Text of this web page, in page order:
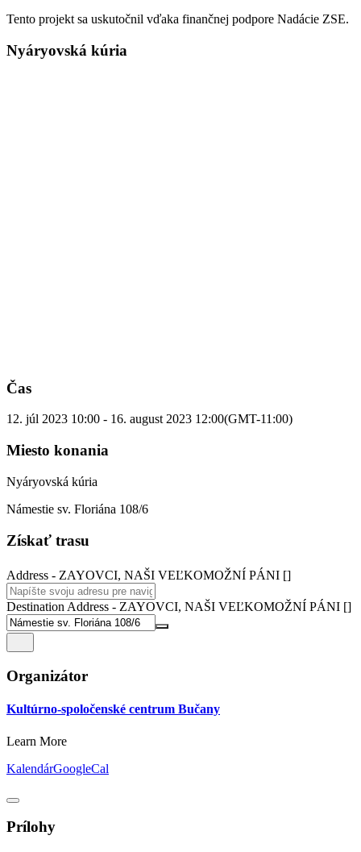
Tento projekt sa uskutočnil vďaka finančnej podpore Nadácie ZSE.
Nyáryovská kúria
Čas
12. júl 2023 10:00 - 16. august 2023 12:00(GMT-11:00)
Miesto konania
Nyáryovská kúria
Námestie sv. Floriána 108/6
Získať trasu
Address - ZAYOVCI, NAŠI VEĽKOMOŽNÍ PÁNI []
Destination Address - ZAYOVCI, NAŠI VEĽKOMOŽNÍ PÁNI []
Organizátor
Kultúrno-spoločenské centrum Bučany
Learn More
KalendárGoogleCal
Prílohy